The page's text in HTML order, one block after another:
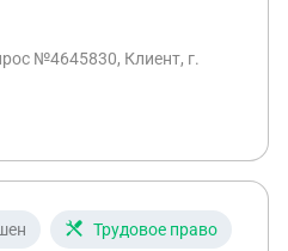
я при этом плачу
они специально
причинам.Потом мне
уходите, либо по
не устраивает, то
трудовую инспекцию и в
№4645830, Клиент, г.
Трудовое право